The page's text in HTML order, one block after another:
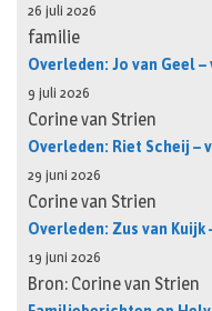
26 juli 2026
familie
Overleden: Jo van Geel
9 juli 2026
Corine van Strien
Overleden: Riet Scheij –
29 juni 2026
Corine van Strien
Overleden: Zus van
19 juni 2026
Bron: Corine van Strien